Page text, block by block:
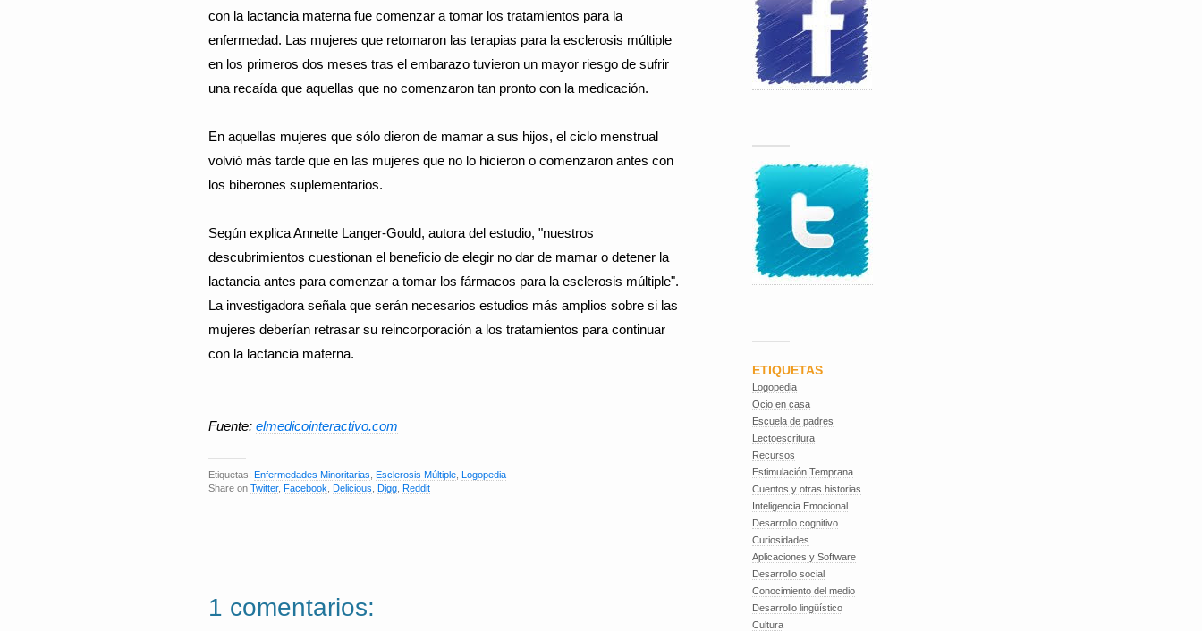
con la lactancia materna fue comenzar a tomar los tratamientos para la
enfermedad. Las mujeres que retomaron las terapias para la esclerosis múltiple
en los primeros dos meses tras el embarazo tuvieron un mayor riesgo de sufrir
una recaída que aquellas que no comenzaron tan pronto con la medicación.
En aquellas mujeres que sólo dieron de mamar a sus hijos, el ciclo menstrual
volvió más tarde que en las mujeres que no lo hicieron o comenzaron antes con
los biberones suplementarios.
Según explica Annette Langer-Gould, autora del estudio, "nuestros
descubrimientos cuestionan el beneficio de elegir no dar de mamar o detener la
lactancia antes para comenzar a tomar los fármacos para la esclerosis múltiple".
La investigadora señala que serán necesarios estudios más amplios sobre si las
mujeres deberían retrasar su reincorporación a los tratamientos para continuar
con la lactancia materna.
Fuente: elmedicointeractivo.com
Etiquetas: Enfermedades Minoritarias Esclerosis Múltiple Logopedia
Share on Twitter, Facebook Delicious Digg Reddit
1 comentarios:
ETIQUETAS
Logopedia
Ocio en casa
Escuela de padres
Lectoescritura
Recursos
Estimulación Temprana
Cuentos y otras historias
Inteligencia Emocional
Desarrollo cognitivo
Curiosidades
Aplicaciones y Software
Desarrollo social
Conocimiento del medio
Desarrollo lingüístico
Cultura